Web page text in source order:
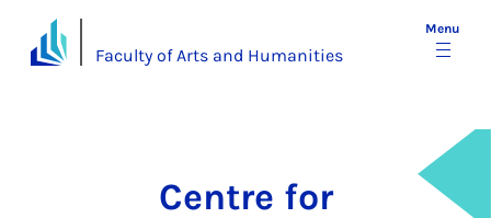
Faculty of Arts and Humanities
Menu
Centre for